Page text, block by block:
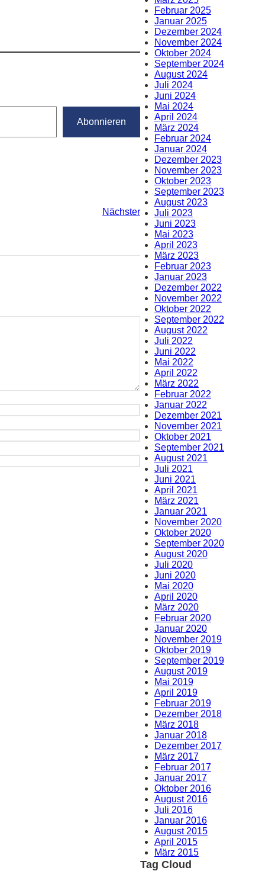
Abonnieren
Nächster
Februar 2025
Januar 2025
Dezember 2024
November 2024
Oktober 2024
September 2024
August 2024
Juli 2024
Juni 2024
Mai 2024
April 2024
März 2024
Februar 2024
Januar 2024
Dezember 2023
November 2023
Oktober 2023
September 2023
August 2023
Juli 2023
Juni 2023
Mai 2023
April 2023
März 2023
Februar 2023
Januar 2023
Dezember 2022
November 2022
Oktober 2022
September 2022
August 2022
Juli 2022
Juni 2022
Mai 2022
April 2022
März 2022
Februar 2022
Januar 2022
Dezember 2021
November 2021
Oktober 2021
September 2021
August 2021
Juli 2021
Juni 2021
April 2021
März 2021
Januar 2021
November 2020
Oktober 2020
September 2020
August 2020
Juli 2020
Juni 2020
Mai 2020
April 2020
März 2020
Februar 2020
Januar 2020
November 2019
Oktober 2019
September 2019
August 2019
Mai 2019
April 2019
Februar 2019
Dezember 2018
März 2018
Januar 2018
Dezember 2017
März 2017
Februar 2017
Januar 2017
Oktober 2016
August 2016
Juli 2016
Januar 2016
August 2015
April 2015
März 2015
Tag Cloud